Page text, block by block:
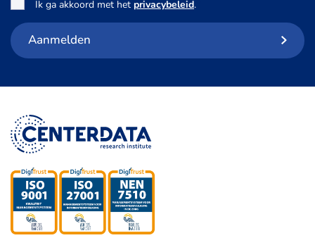
Ik ga akkoord met het privacybeleid.
Aanmelden